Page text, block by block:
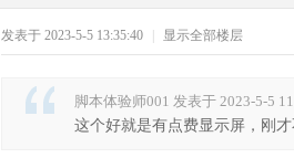
发表于 2023-5-5 13:35:40 显示全部楼层
脚本体验师001 发表于 2023-5-5
这个好就是有点费显示屏，刚